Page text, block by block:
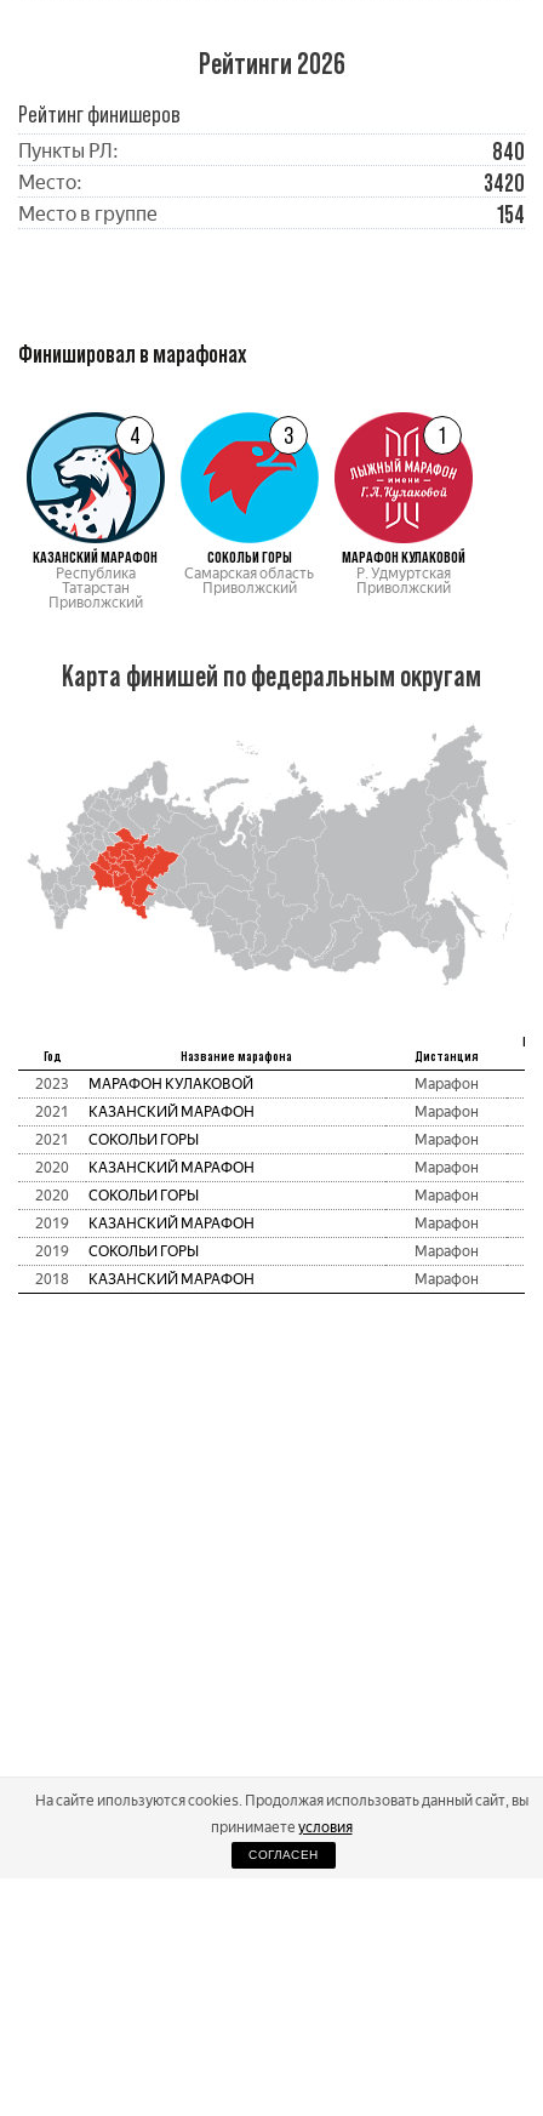
Рейтинги 2026
Рейтинг финишеров
Пункты РЛ: 840
Место: 3420
Место в группе 154
Финишировал в марафонах
4
КАЗАНСКИЙ МАРАФОН
Республика
Татарстан
Приволжский
3
СОКОЛЬИ ГОРЫ
Самарская область
Приволжский
1
МАРАФОН КУЛАКОВОЙ
Р. Удмуртская
Приволжский
Карта финишей по федеральным округам
Год Название марафона Дистанция
2023 МАРАФОН КУЛАКОВОЙ Марафон
2021
КАЗАНСКИЙ МАРАФОН Марафон
2021
СОКОЛЬИ ГОРЫ Марафон
2020
КАЗАНСКИЙ МАРАФОН Марафон
2020
СОКОЛЬИ ГОРЫ Марафон
2019
КАЗАНСКИЙ МАРАФОН Марафон
2019
СОКОЛЬИ ГОРЫ Марафон
2018
КАЗАНСКИЙ МАРАФОН Марафон
На сайте ипользуются cookies. Продолжая использовать данный сайт, вы
принимаете условия
СОГЛАСЕН